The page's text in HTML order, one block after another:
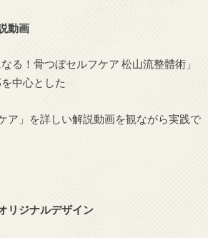
動画
る！骨つぼセルフケア 松山流整體術」
中心とした
ア」を詳しい解説動画を観ながら実践で
リジナルデザイン